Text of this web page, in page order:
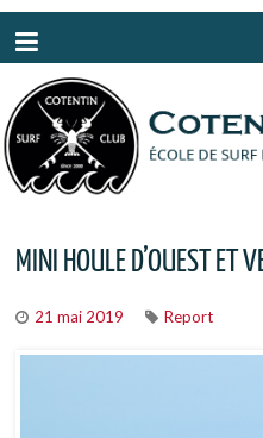
MINI HOULE D’OUEST ET
21 mai 2019 Report
Panneau de gestion des cookies